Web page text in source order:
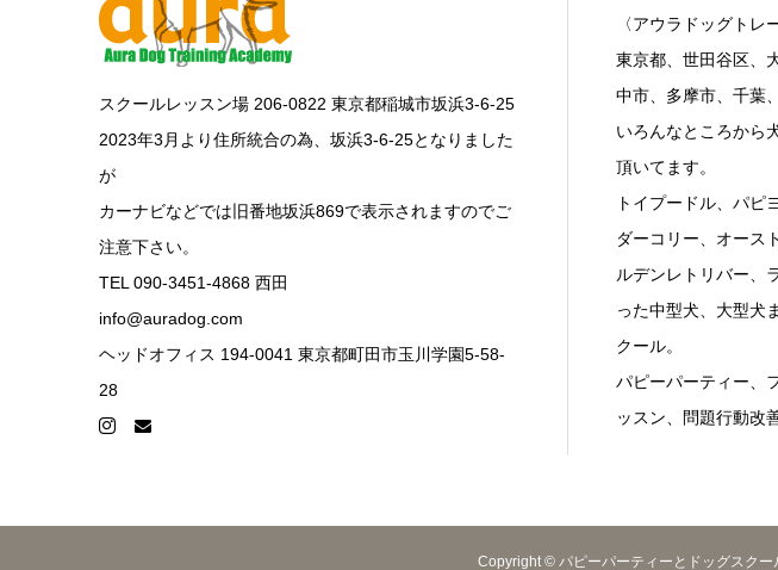
スクールレッスン場 206-0822 東京都稲城市坂浜3-6-25
2023年3月より住所統合の為、坂浜3-6-25となりました
が
カーナビなどでは旧番地坂浜869で表示されますのでご
注意下さい。
TEL 090-3451-4868 西田
info@auradog.com
ヘッドオフィス 194-0041 東京都町田市玉川学園5-58-
28
〈アウラドッグトレ
東京都、世田谷区、
中市、多摩市、千葉
いろんなところから
頂いてます。
トイプードル、パピ
ダーコリー、オース
ルデンレトリバー、
った中型犬、大型犬
クール。
パピーパーティー、
ッスン、問題行動改
Copyright © パピーパーティーとドッグスク